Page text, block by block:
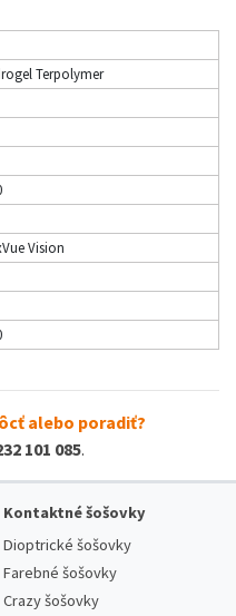
Terpolymer
Vision
alebo poradiť?
101 085.
Kontaktné šošovky
Dioptrické šošovky
Farebné šošovky
Crazy šošovky